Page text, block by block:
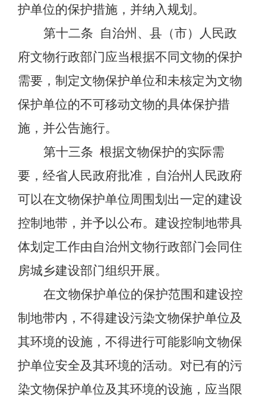
护单位的保护措施，并纳入规划。
第十二条
自治州、县（市）人民政
府文物行政部门应当根据不同文物的保护
需要，制定文物保护单位和未核定为文物
保护单位的不可移动文物的具体保护措
施，并公告施行。
第十三条 根据文物保护的实际需
要，经省人民政府批准，自治州人民政府
可以在文物保护单位周围划出一定的建设
控制地带，并予以公布。 建设控制地带具
体划定工作由自治州文物行政部门会同住
房城乡建设部门组织开展。
在文物保护单位的保护范围和建设控
制地带内，不得建设污染文物保护单位及
其环境的设施，不得进行可能影响文物保
护单位安全及其环境的活动。对已有的污
染文物保护单位及其环境的设施，应当限